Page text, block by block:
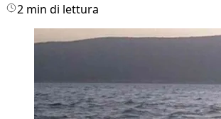
2 min di lettura